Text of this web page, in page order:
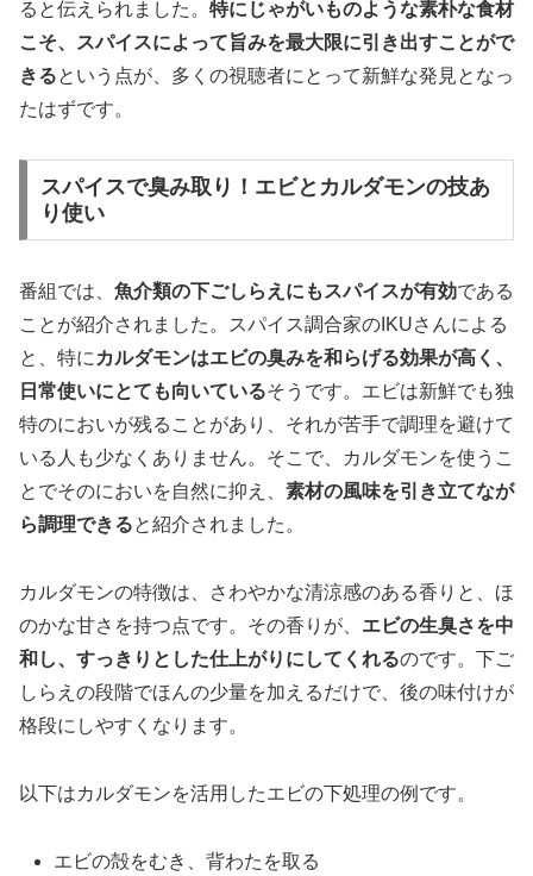
ると伝えられました。 特にじゃがいものような素朴な食材
こそ、スパイスによって旨みを最大限に引き出すことがで
きるという点が、多くの視聴者にとって新鮮な発見となっ
たはずです。
スパイスで臭み取り！エビとカルダモンの技あ
り使い
番組では、 魚介類の下ごしらえにもスパイスが有効である
ことが紹介されました。スパイス調合家のIKUさんによる
と、特に カルダモンはエビの臭みを和らげる効果が高く、
日常使いにとても向いているそうです。エビは新鮮でも独
特のにおいが残ることがあり、それが苦手で調理を避けて
いる人も少なくありません。そこで、カルダモンを使うこ
とでそのにおいを自然に抑え、 素材の風味を引き立てなが
ら調理できると紹介されました。
カルダモンの特徴は、さわやかな清涼感のある香りと、ほ
のかな甘さを持つ点です。その香りが、 エビの生臭さを中
和し、すっきりとした仕上がりにしてくれるのです。下ご
しらえの段階でほんの少量を加えるだけで、後の味付けが
格段にしやすくなります。
以下はカルダモンを活用したエビの下処理の例です。
エビの殻をむき、背わたを取る